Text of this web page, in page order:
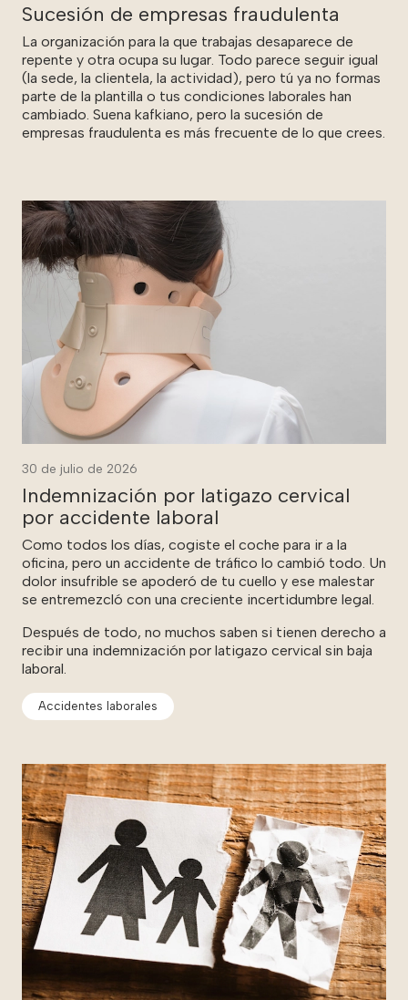
Sucesión de empresas fraudulenta
La organización para la que trabajas desaparece de
repente y otra ocupa su lugar. Todo parece seguir igual
(la sede, la clientela, la actividad), pero tú ya no formas
parte de la plantilla o tus condiciones laborales han
cambiado. Suena kafkiano, pero la sucesión de
empresas fraudulenta es más frecuente de lo que crees.
30 de julio de 2026
Indemnización por latigazo cervical
por accidente laboral
Como todos los días, cogiste el coche para ir a la
oficina, pero un accidente de tráfico lo cambió todo. Un
dolor insufrible se apoderó de tu cuello y ese malestar
se entremezcló con una creciente incertidumbre legal.
Después de todo, no muchos saben si tienen derecho a
recibir una indemnización por latigazo cervical sin baja
laboral.
Accidentes laborales